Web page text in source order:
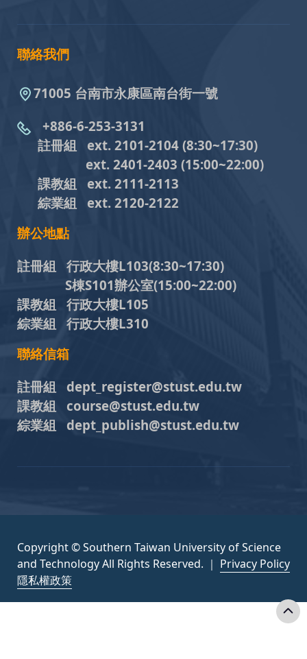
聯絡我們
71005 台南市永康區南台街一號
+886-6-253-3131
註冊組 ext. 2101-2104 (8:30~17:30)
ext. 2401-2403 (15:00~22:00)
課教組 ext. 2111-2113
綜業組
ext. 2120-2122
辦公地點
註冊組 行政大樓L103(8:30~17:30)
S棟S101辦公室(15:00~22:00)
課教組 行政大樓L105
綜業組 行政大樓L310
聯絡信箱
註冊組 dept_register@stust.edu.tw
課教組 course@stust.edu.tw
綜業組 dept_publish@stust.edu.tw
Copyright © Southern Taiwan University of Science
and Technology All Rights Reserved. ｜ Privacy Policy
隱私權政策